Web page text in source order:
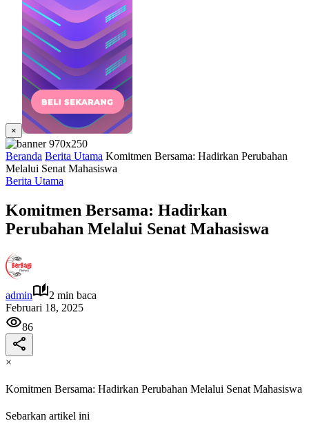
×
Beranda Berita Utama Komitmen Bersama: Hadirkan Perubahan
Melalui Senat Mahasiswa
Berita Utama
Komitmen Bersama: Hadirkan
Perubahan Melalui Senat Mahasiswa
admin
2 min baca
Februari 18, 2025
86
×
Komitmen Bersama: Hadirkan Perubahan Melalui Senat Mahasiswa
Sebarkan artikel ini